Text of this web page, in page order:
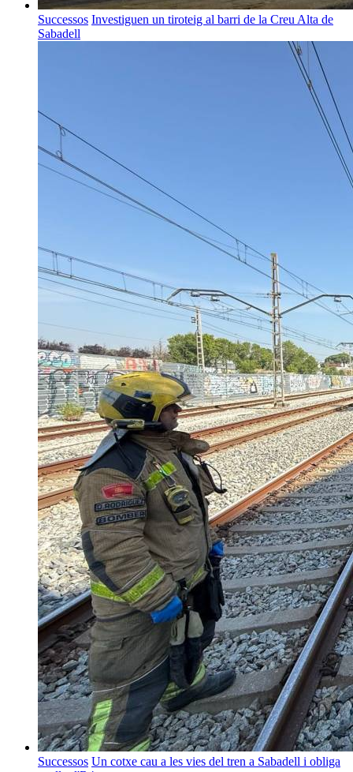
Successos Investiguen un tiroteig al barri de la Creu Alta de
Sabadell
Successos Un cotxe cau a les vies del tren a Sabadell i obliga